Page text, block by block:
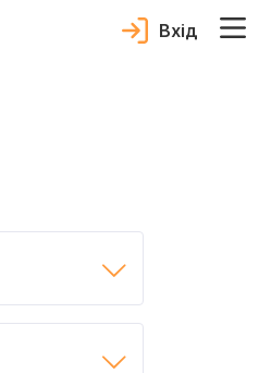
Вхід